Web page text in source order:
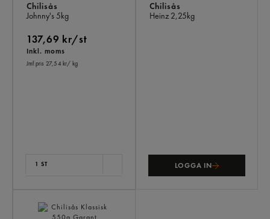
Chilisås
Johnny's5kg
137,69 kr/st
Inkl. moms
Jmf.pris 27,54 kr/ kg
1 ST
Chilisås
Heinz 2,25kg
LOGGA IN